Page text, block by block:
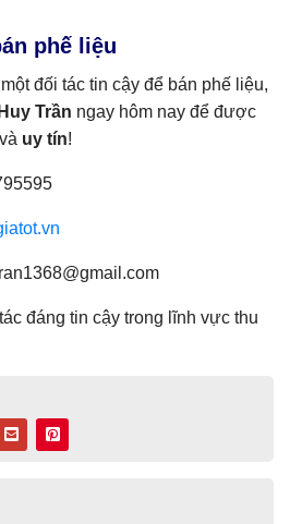
phế liệu
đối tác tin cậy để bán phế liệu,
Trần ngay hôm nay để được
và uy tín!
đáng tin cậy trong lĩnh vực thu